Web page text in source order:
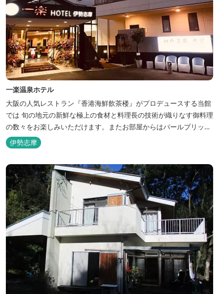
一楽温泉ホテル
大阪の人気レストラン『香港海鮮飲茶楼』がプロデュースする当館
では 旬の地元の新鮮な極上の食材と料理長の技術が織りなす御料理
の数々をお楽しみいただけます。またお部屋からはパールブリッジ
や真珠筏など、美しい景色が一望できます。「美肌の湯」として有
名な榊原温泉の運び湯を使用した大浴場も完備。
伊勢志摩